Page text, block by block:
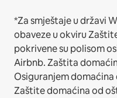
*Za smještaje u državi
obaveze u okviru
pokrivene su polisom
Airbnb. Zaštita
Osiguranjem
Zaštite domaćina od